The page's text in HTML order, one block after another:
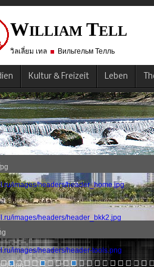
WILLIAM TELL
วิลเลี่ยม เทล Вильгельм Телль
Kultur & Freizeit Leben
images/headers/header_home.jpg
images/headers/header_bkk2.jpg
images/headers/header-tools.png